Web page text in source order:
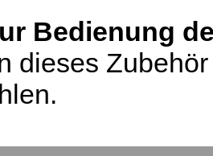
Bedienung
dieses